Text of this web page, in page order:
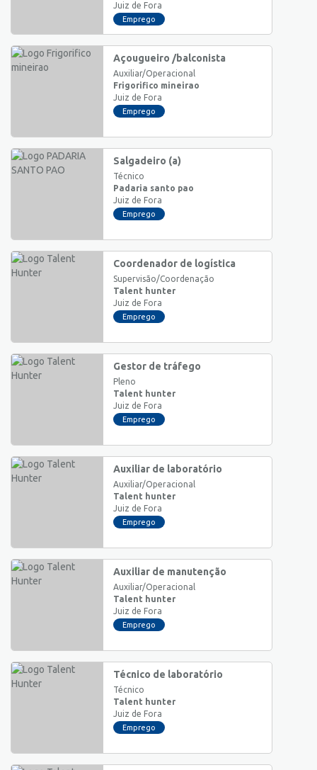
Juiz de Fora
Emprego
Açougueiro /balconista
Auxiliar/Operacional
Frigorifico mineirao
Juiz de Fora
Emprego
Salgadeiro (a)
Técnico
Padaria santo pao
Juiz de Fora
Emprego
Coordenador de logística
Supervisão/Coordenação
Talent hunter
Juiz de Fora
Emprego
Gestor de tráfego
Pleno
Talent hunter
Juiz de Fora
Emprego
Auxiliar de laboratório
Auxiliar/Operacional
Talent hunter
Juiz de Fora
Emprego
Auxiliar de manutenção
Auxiliar/Operacional
Talent hunter
Juiz de Fora
Emprego
Técnico de laboratório
Técnico
Talent hunter
Juiz de Fora
Emprego